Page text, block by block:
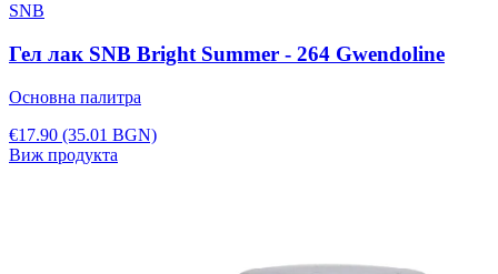
SNB
Гел лак SNB Bright Summer - 264 Gwendoline
Основна палитра
€17.90 (35.01 BGN)
Виж продукта